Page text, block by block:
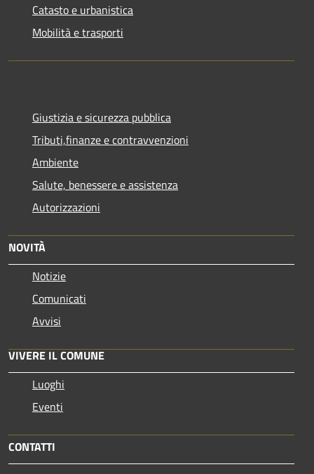
Catasto e urbanistica
Mobilità e trasporti
Giustizia e sicurezza pubblica
Tributi,finanze e contravvenzioni
Ambiente
Salute, benessere e assistenza
Autorizzazioni
NOVITÀ
Notizie
Comunicati
Avvisi
VIVERE IL COMUNE
Luoghi
Eventi
CONTATTI